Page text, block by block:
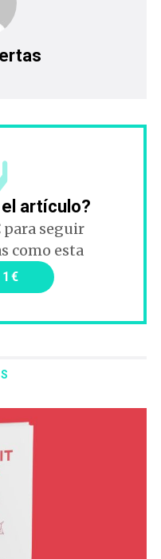
artículo?
para seguir
como esta